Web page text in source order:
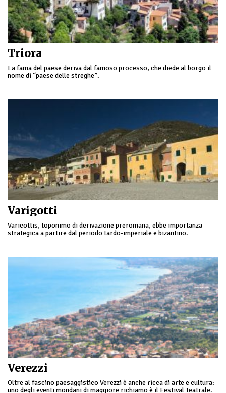
Triora
La fama del paese deriva dal famoso processo, che diede al borgo il
nome di “paese delle streghe”.
Varigotti
Varicottis, toponimo di derivazione preromana, ebbe importanza
strategica a partire dal periodo tardo-imperiale e bizantino.
Verezzi
Oltre al fascino paesaggistico Verezzi è anche ricca di arte e cultura:
uno degli eventi mondani di maggiore richiamo è il Festival Teatrale.